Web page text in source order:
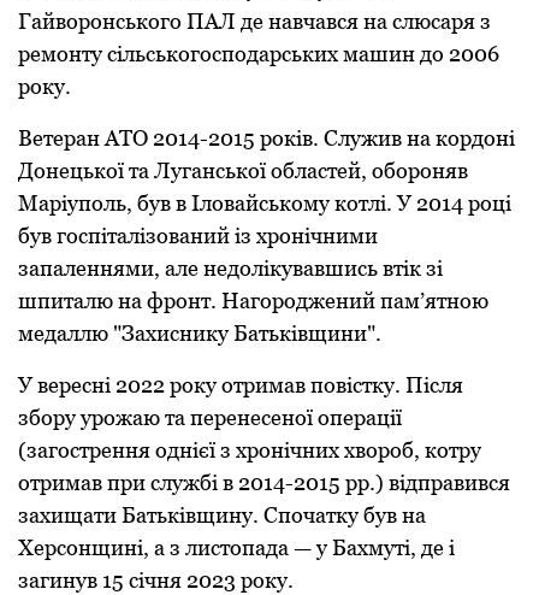
Гайворонського ПАЛ де навчався на слюсаря з
ремонту сільськогосподарських машин до 2006
року.
Ветеран АТО 2014-2015 років. Служив на кордоні
Донецької та Луганської областей, обороняв
Маріуполь, був в Іловайському котлі. У 2014 році
був госпіталізований із хронічними
запаленнями, але недолікувавшись втік зі
шпиталю на фронт. Нагороджений пам’ятною
медаллю "Захиснику Батьківщини".
У вересні 2022 року отримав повістку. Після
збору урожаю та перенесеної операції
(загострення однієї з хронічних хвороб, котру
отримав при службі в 2014-2015 рр.) відправився
захищати Батьківщину. Спочатку був на
Херсонщині, а з листопада — у Бахмуті, де і
загинув 15 січня 2023 року.